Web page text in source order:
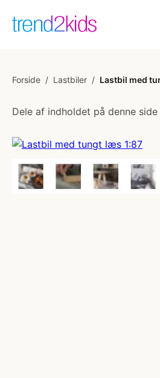
Forside / Lastbiler / Lastbil med
Dele af indholdet på denne